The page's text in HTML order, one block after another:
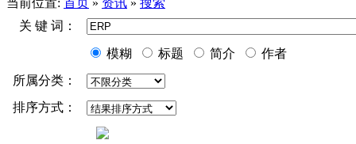
当前位置: 首页 » 资讯 » 搜索
关 键 词：
模糊 标题 简介
作者
所属分类：
排序方式：